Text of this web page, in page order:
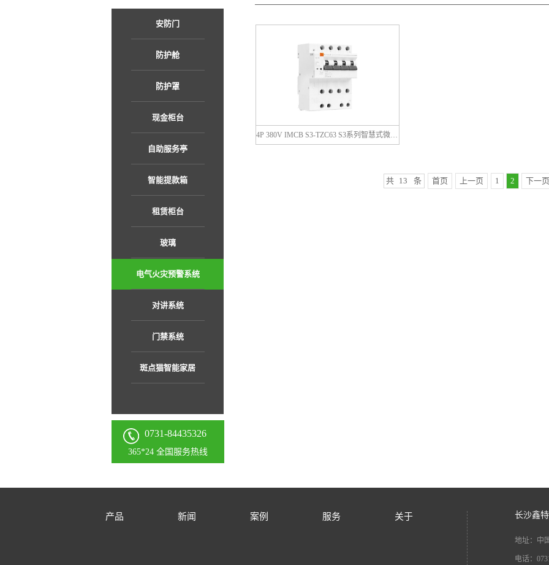
安防门
防护舱
防护罩
现金柜台
自助服务亭
智能提款箱
租赁柜台
玻璃
电气火灾预警系统
对讲系统
门禁系统
斑点猫智能家居
0731-84435326
365*24 全国服务热线
4P 380V IMCB S3-TZC63 S3系列智慧式微型断路器
共 13 条 首页 上一页 1 2 下一页
产品 新闻 案例 服务 关于 长沙鑫
地址：中
电话：